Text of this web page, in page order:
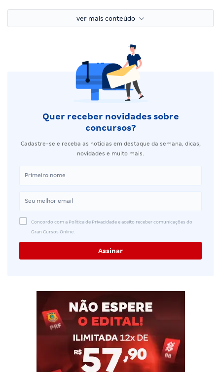
ver mais conteúdo
Quer receber novidades sobre
concursos?
Cadastre-se e receba as notícias em destaque da semana, dicas,
novidades e muito mais.
Concordo com a Política de Privacidade e aceito receber comunicações do
Gran Cursos Online.